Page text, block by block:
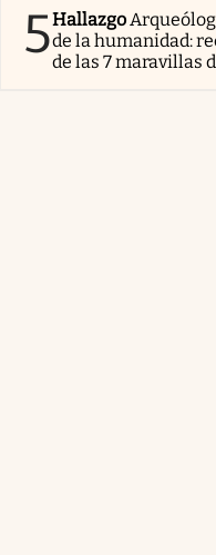
5Hallazgo
de la humanidad:
de las 7 maravillas